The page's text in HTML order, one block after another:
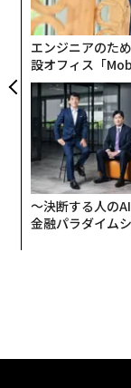
エンジニアのた
設オフィス「
がオープン──
が健康経営を徹底
〜決断する人の
金融パラダイム